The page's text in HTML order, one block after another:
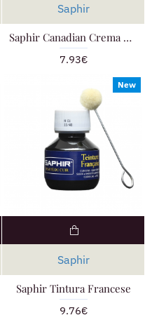
Saphir
Saphir Canadian Crema per Giacche e Borse
7.93€
New
Saphir
Saphir Tintura Francese
9.76€